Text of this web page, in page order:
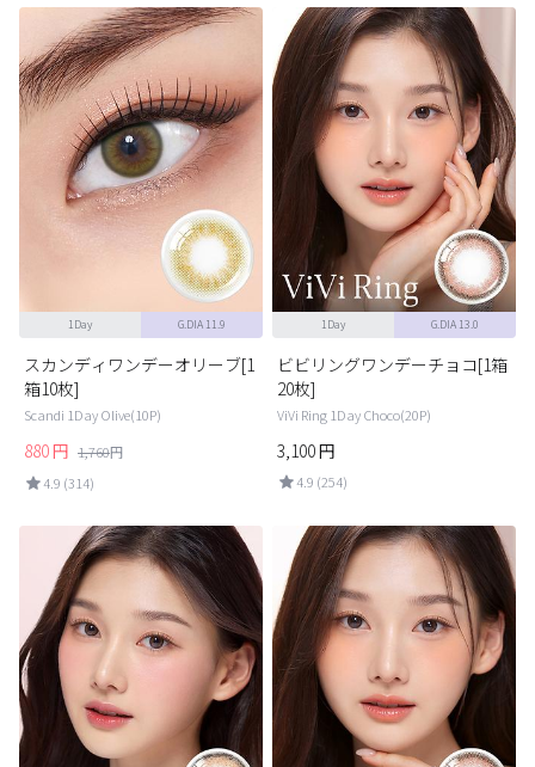
1Day G.DIA 11.9
スカンディワンデーオリーブ[1
箱10枚]
Scandi 1Day Olive(10P)
880 円 1,760円
4.9 (314)
1Day G.DIA 13.0
ビビリングワンデーチョコ[1箱
20枚]
ViVi Ring 1Day Choco(20P)
3,100円
4.9 (254)